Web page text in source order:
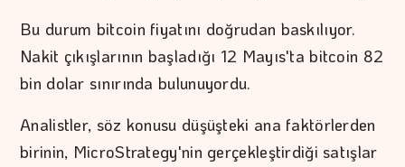
Bu durum bitcoin fiyatını doğrudan baskılıyor.
Nakit çıkışlarının başladığı 12 Mayıs'ta bitcoin 82
bin dolar sınırında bulunuyordu.
Analistler, söz konusu düşüşteki ana faktörlerden
birinin, MicroStrategy'nin gerçekleştirdiği satışlar